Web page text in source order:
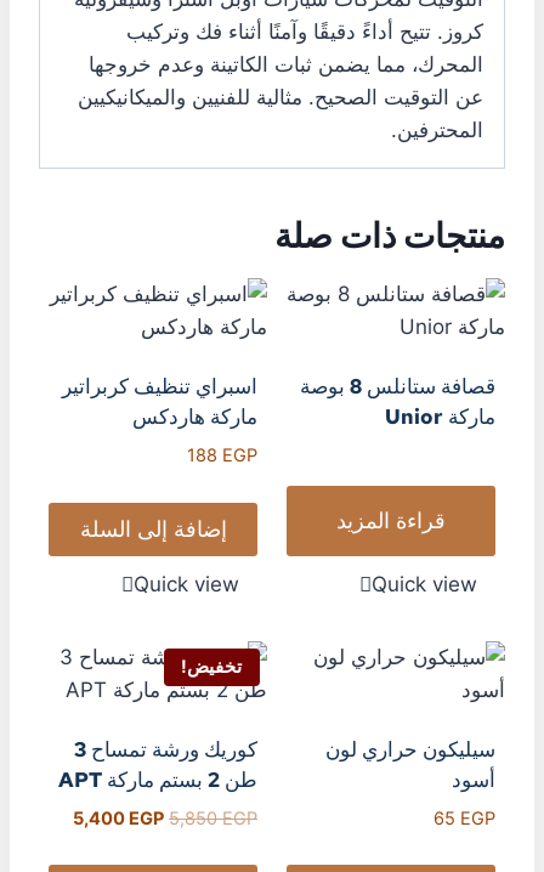
كروز. تتيح أداءً دقيقًا وآمنًا أثناء فك وتركيب
المحرك، مما يضمن ثبات الكاتينة وعدم خروجها
عن التوقيت الصحيح. مثالية للفنيين والميكانيكيين
المحترفين.
منتجات ذات صلة
قصافة ستانلس 8 بوصة
ماركة Unior
قراءة المزيد
Quick view
اسبراي تنظيف كربراتير
ماركة هاردكس
188 EGP
إضافة إلى السلة
Quick view
سيليكون حراري لون
أسود
65 EGP
تخفيض!
كوريك ورشة تمساح 3
طن 2 بستم ماركة APT
5,850EGP
5,400 EGP